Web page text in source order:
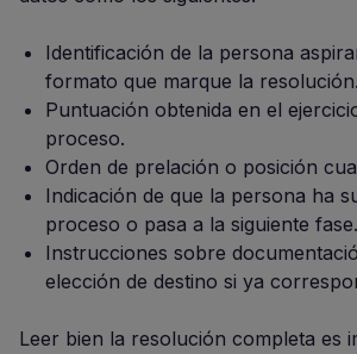
Identificación de la persona
formato que marque la resolución.
Puntuación obtenida en el
proceso.
Orden de prelación o posición
Indicación de que la persona ha
proceso o pasa a la siguiente fase.
Instrucciones sobre
elección de destino si ya
Leer bien la resolución completa es